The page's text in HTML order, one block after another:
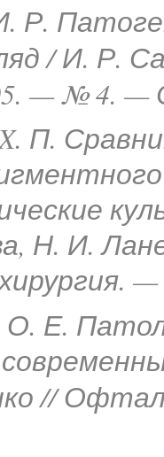
Р.
/ И. Р.
— № 4. —
П.
Н. И.
—
Е.
//